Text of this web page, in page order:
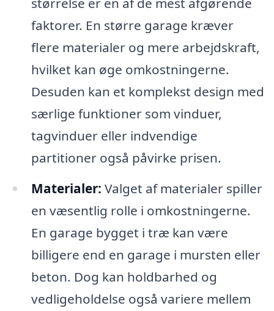
faktorer. En større garage kræver
flere materialer og mere arbejdskraft,
hvilket kan øge omkostningerne.
Desuden kan et komplekst design med
særlige funktioner som vinduer,
tagvinduer eller indvendige
partitioner også påvirke prisen.
Materialer: Valget af materialer spiller
en væsentlig rolle i omkostningerne.
En garage bygget i træ kan være
billigere end en garage i mursten eller
beton. Dog kan holdbarhed og
vedligeholdelse også variere mellem